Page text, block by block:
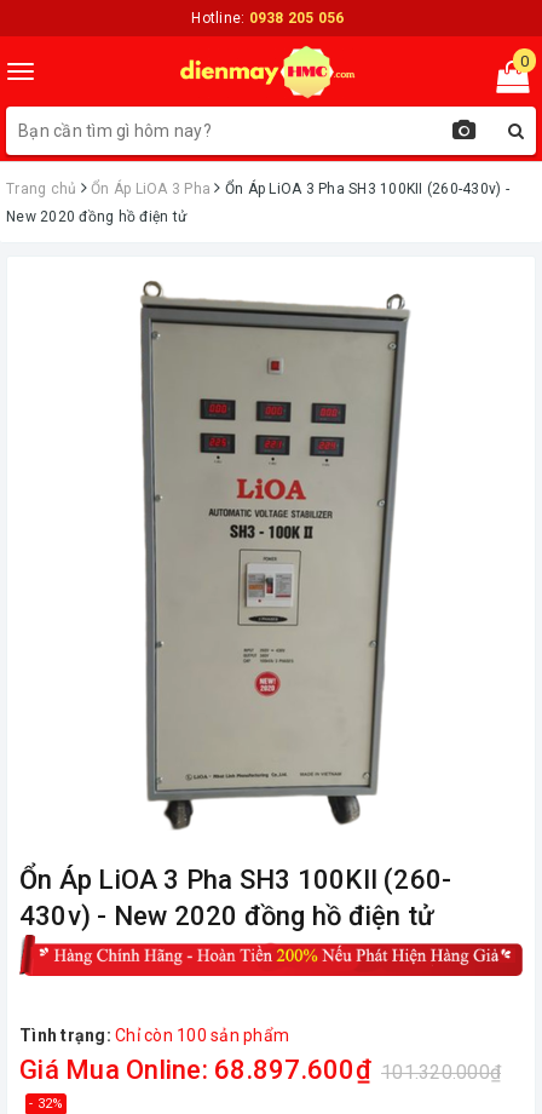
Hotline: 0938 205 056
Toggle
navigation
0
Trang chủ Ổn Áp LiOA 3 Pha
Ổn Áp LiOA 3 Pha SH3 100KII (260-430v) -
New 2020 đồng hồ điện tử
Ổn Áp LiOA 3 Pha SH3 100KII (260-
430v) - New 2020 đồng hồ điện tử
Tình trạng: Chỉ còn 100 sản phẩm
Giá Mua Online: 68.897.600₫ 101.320.000₫
- 32%